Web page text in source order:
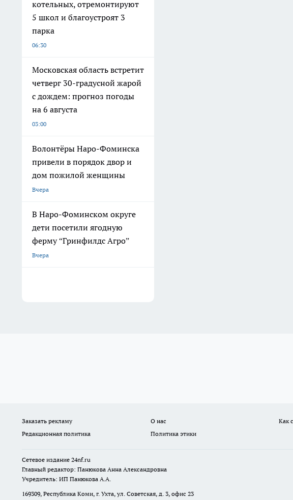
котельных, отремонтируют
5 школ и благоустроят 3
парка
06:30
Московская область встретит
четверг 30-градусной жарой
с дождем: прогноз погоды
на 6 августа
03:00
Волонтёры Наро-Фоминска
привели в порядок двор и
дом пожилой женщины
Вчера
В Наро-Фоминском округе
дети посетили ягодную
ферму “Гринфилдс Агро”
Вчера
Заказать рекламу О нас
Как
Редакционная политика
Политика этики
Сетевое издание 24nf.ru
Главный редактор: Панюкова Анна Александровна
Учредитель: ИП Панюкова А.А.
169309, Республика Коми, г. Ухта, ул. Советская, д. 3, офис 23